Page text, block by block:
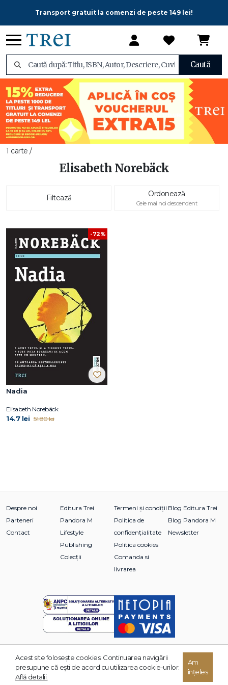
Transport gratuit la comenzi de peste 149 lei!
Caută
1 carte /
Elisabeth Norebäck
Filtează Ordonează
Cele mai noi descendent
-72%
Nadia
Elisabeth Norebäck
14.7 lei 51.80 lei
Despre noi
Parteneri
Contact
Editura Trei
Pandora M
Lifestyle
Publishing
Colecții
Termeni și condiții
Politica de
confidențialitate
Politica cookies
Comanda si
livrarea
Blog Editura Trei
Blog Pandora M
Newsletter
© 2026 Grupul Editorial TREI. Toate drepturile rezervate.
Acest site foloseşte cookies. Continuarea navigării
presupune că eşti de acord cu utilizarea cookie-urilor.
Află detalii.
Am
înțeles